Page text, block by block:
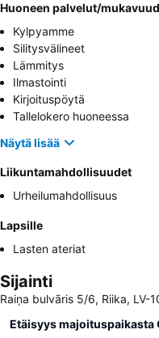
Huoneen palvelut/
Kylpyamme
Silitysvälineet
Lämmitys
Ilmastointi
Kirjoituspöytä
Tallelokero huoneessa
Näytä lisää
Liikuntamahdollisuudet
Urheilumahdollisuus
Lapsille
Lasten ateriat
Sijainti
Raiņa bulvāris 5/6, Riika, LV-
Etäisyys majoituspaikasta